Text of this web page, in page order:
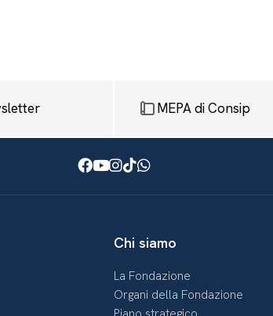
MEPA di Consip
Facebook
Youtube
Instagram
TikTok
WhatsApp
Chi siamo
La Fondazione
Organi della Fondazione